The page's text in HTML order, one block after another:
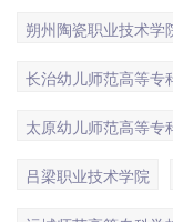
朔州陶瓷职业技术学
长治幼儿师范高等专
太原幼儿师范高等专
吕梁职业技术学院